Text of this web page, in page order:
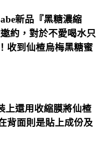
新品『黑糖濃縮
約，對於不愛喝水只
收到 仙楂烏梅黑糖蜜
上還用收縮膜將仙楂
背面則是貼上成份及